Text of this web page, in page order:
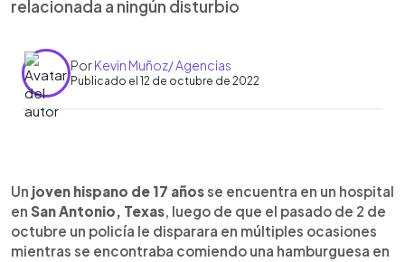
relacionada a ningún disturbio
PorKevin Muñoz/ Agencias
Publicado el 12 de octubre de 2022
Escuchar artículo
Un joven hispano de 17 añosse encuentra en un hospital
en San Antonio, Texas , luego de que el pasado de 2 de
octubre un policía le disparara en múltiples ocasiones
mientras se encontraba comiendo una hamburguesa en